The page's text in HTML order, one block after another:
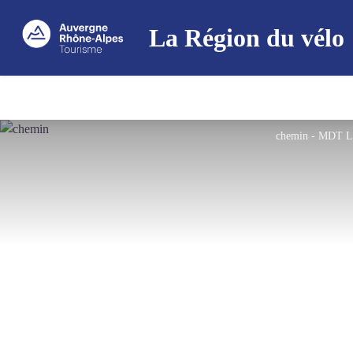
La Région du vélo
chemin - MDT